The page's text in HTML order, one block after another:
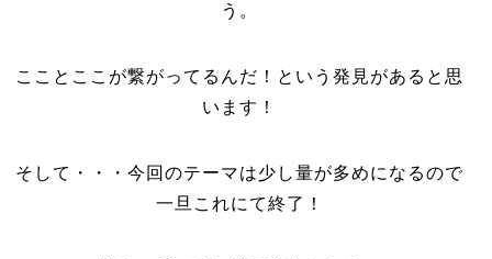
う。
こことここが繋がってるんだ！という発見があると思
います！
そして・・・今回のテーマは少し量が多めになるので
一旦これにて終了！